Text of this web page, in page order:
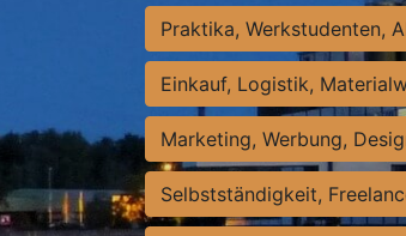
Praktika, Werkstudenten,
Einkauf, Logistik,
Marketing, Werbung,
Selbstständigkeit,